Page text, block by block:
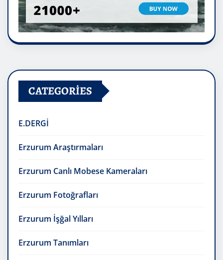
CATEGORIES
E.DERGİ
Erzurum Araştırmaları
Erzurum Canlı Mobese Kameraları
Erzurum Fotoğrafları
Erzurum İşğal Yılları
Erzurum Tanımları